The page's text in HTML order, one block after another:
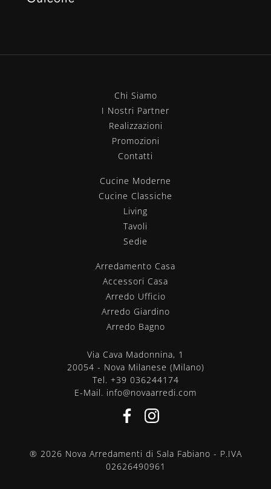
Chi Siamo
I Nostri Partner
Realizzazioni
Promozioni
Contatti
Cucine Moderne
Cucine Classiche
Living
Tavoli
Sedie
Arredamento Casa
Accessori Casa
Arredo Ufficio
Arredo Giardino
Arredo Bagno
Via Cava Madonnina, 1
20054 - Nova Milanese (Milano)
Tel. +39 036244174
E-Mail. info@novaarredi.com
® 2026 Nova Arredamenti di Sala Fabiano - P.IVA
02626490961